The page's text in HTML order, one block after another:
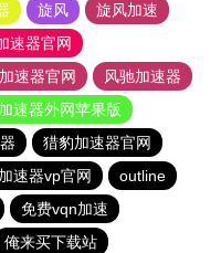
旋风
旋风加速
速器官网
速器官网
风驰加速器
速器外网苹果版
猎豹加速器官网
速器vp官网
outline
免费vqn加速
俺来买下载站